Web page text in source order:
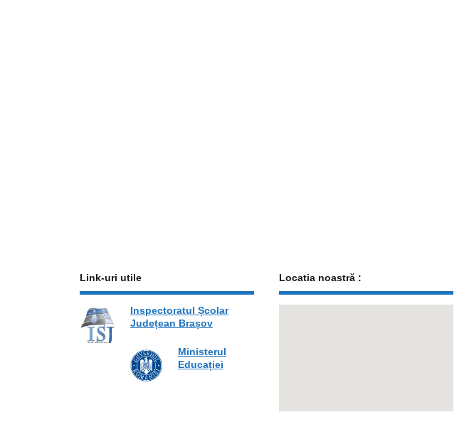
Link-uri utile
Inspectoratul Școlar
Județean Brașov
Ministerul
Educației
Locatia noastră :